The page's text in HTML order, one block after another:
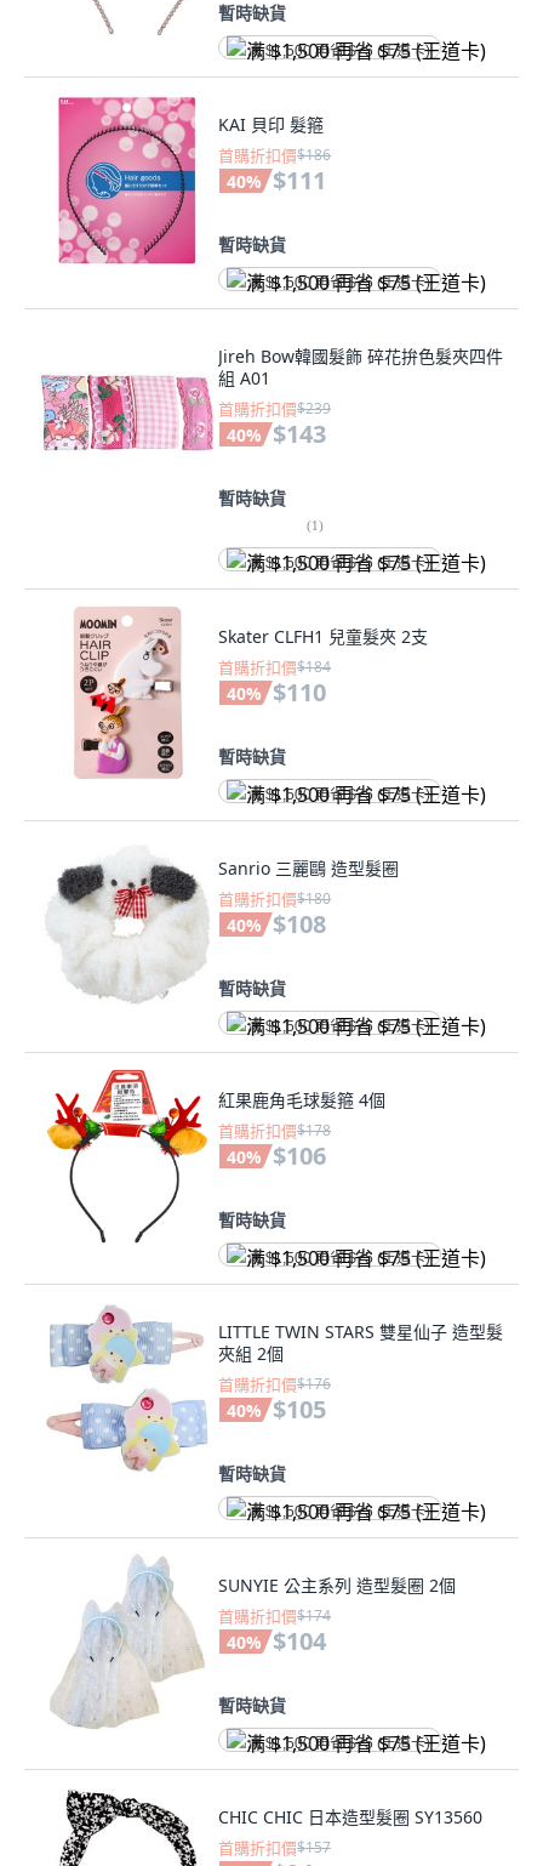
暫時缺貨
满 $1,500 再省 $75 (王道卡)
KAI 貝印 髮箍
首購折扣價$186
40% $111
暫時缺貨
满 $1,500 再省 $75 (王道卡)
Jireh Bow韓國髮飾 碎花拚色髮夾四件
組 A01
首購折扣價$239
40% $143
暫時缺貨
(1)
满 $1,500 再省 $75 (王道卡)
Skater CLFH1 兒童髮夾 2支
首購折扣價$184
40% $110
暫時缺貨
满 $1,500 再省 $75 (王道卡)
Sanrio 三麗鷗 造型髮圈
首購折扣價$180
40% $108
暫時缺貨
满 $1,500 再省 $75 (王道卡)
紅果鹿角毛球髮箍 4個
首購折扣價$178
40% $106
暫時缺貨
满 $1,500 再省 $75 (王道卡)
LITTLE TWIN STARS 雙星仙子 造型髮
夾組 2個
首購折扣價$176
40% $105
暫時缺貨
满 $1,500 再省 $75 (王道卡)
SUNYIE 公主系列 造型髮圈 2個
首購折扣價$174
40% $104
暫時缺貨
满 $1,500 再省 $75 (王道卡)
CHIC CHIC 日本造型髮圈 SY13560
首購折扣價$157